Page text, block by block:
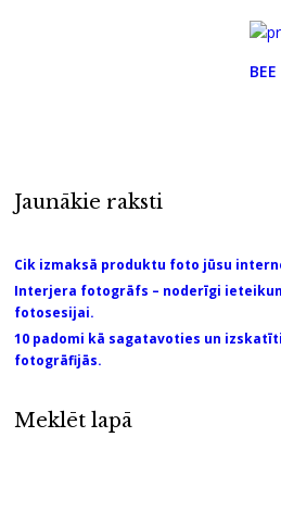
Jaunākie raksti
Cik izmaksā produktu foto jūsu
Interjera fotogrāfs – noderīgi
fotosesijai.
10 padomi kā sagatavoties un
fotogrāfijās.
Meklēt lapā